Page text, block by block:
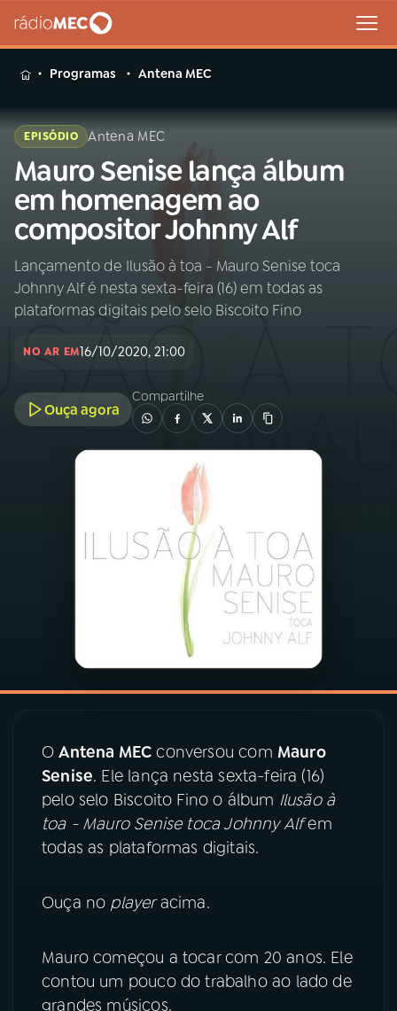
MENU
Buscar
na
Rádio
MEC
Buscar
Início AO VIVO
PODCASTS
ÚLTIMAS
ACOMPANHE A RÁDIO MEC
YouTube Facebook
Programas Antena MEC
EPISÓDIO Antena MEC
Mauro Senise lança álbum
em homenagem ao
compositor Johnny Alf
Lançamento de Ilusão à toa - Mauro Senise toca
Johnny Alf é nesta sexta-feira (16) em todas as
plataformas digitais pelo selo Biscoito Fino
NO AR EM16/10/2020, 21:00
Ouça agora
Compartilhe
OAntena MEC conversou com Mauro
Senise. Ele lança nesta sexta-feira (16)
pelo selo Biscoito Fino o álbum Ilusão à
toa - Mauro Senise toca Johnny Alfem
todas as plataformas digitais.
Ouça no playeracima.
Mauro começou a tocar com 20 anos. Ele
contou um pouco do trabalho ao lado de
grandes músicos.